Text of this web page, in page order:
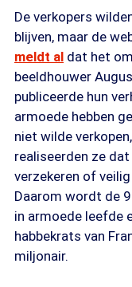
De verkopers
blijven, maar de
meldt al dat het
beeldhouwer
publiceerde hun
armoede hebben
niet wilde
realiseerden ze
verzekeren of
Daarom wordt de
in armoede leefde
habbekrats van
miljonair.